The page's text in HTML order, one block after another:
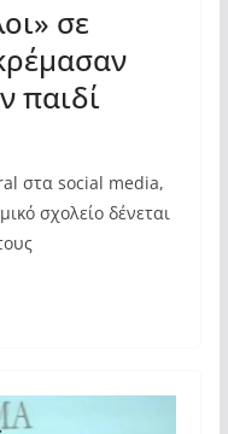
σε
παιδί
στα social media,
σχολείο δένεται